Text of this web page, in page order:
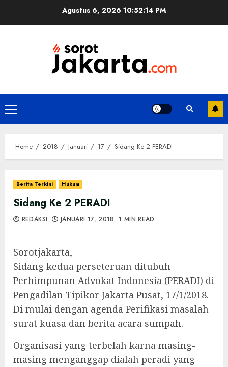
Agustus 6, 2026 10:52:14 PM
Primary
Menu
Home 2018 Januari 17 Sidang Ke 2 PERADI
Berita Terkini Hukum
Sidang Ke 2 PERADI
REDAKSI JANUARI 17, 2018 1 MIN READ
Sorotjakarta,-
Sidang kedua perseteruan ditubuh
Perhimpunan Advokat Indonesia (PERADI) di
Pengadilan Tipikor Jakarta Pusat, 17/1/2018.
Di mulai dengan agenda Perifikasi masalah
surat kuasa dan berita acara sumpah.
Organisasi yang terbelah karna masing-
masing menganggap dialah peradi yang